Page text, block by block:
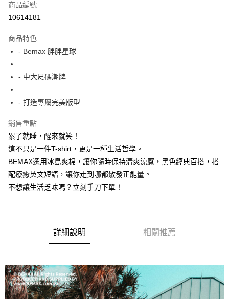
超商取貨付款
Apple Pay
街口支付
AFTEE先享後付
相關說明
AFTEE先享後付是「在收到商品之後才付款」的支付方式。 讓您購物簡單
便利好安心！
１．簡單：不需註冊會員、不需綁卡、不需儲值。
２．便利：只要手機號碼，簡訊認證，即可結帳。
３．安心：先確認商品／服務後，再付款。
３．收到繳費通知簡訊後14天內，點擊此簡訊中的連結，可透過四大超商／
後付繳納相關費用。
※ 交易是否成功請以「AFTEE先享後付 」之結帳頁面顯示為準，若有關於
是否繳費成功／繳費後需取消欲退款等相關疑問，請聯繫「AFTEE先享後付
客戶支援中心」https://netprotections.freshdesk.com/support/home
ATM付款
運送方式
全家付款取貨
每筆NT$150
商品編號
10614181
商品特色
- Bemax 胖胖星球
- 中大尺碼潮牌
- 打造專屬完美版型
銷售重點
累了就睡，醒來就笑！
這不只是一件T-shirt，更是一種生活哲學。
BEMAX選用冰島爽棉，讓你隨時保持清爽涼感，黑色經典百搭，搭
配療癒英文短語，讓你走到哪都散發正能量。
不想讓生活乏味嗎？立刻手刀下單！
詳細說明 相關推薦